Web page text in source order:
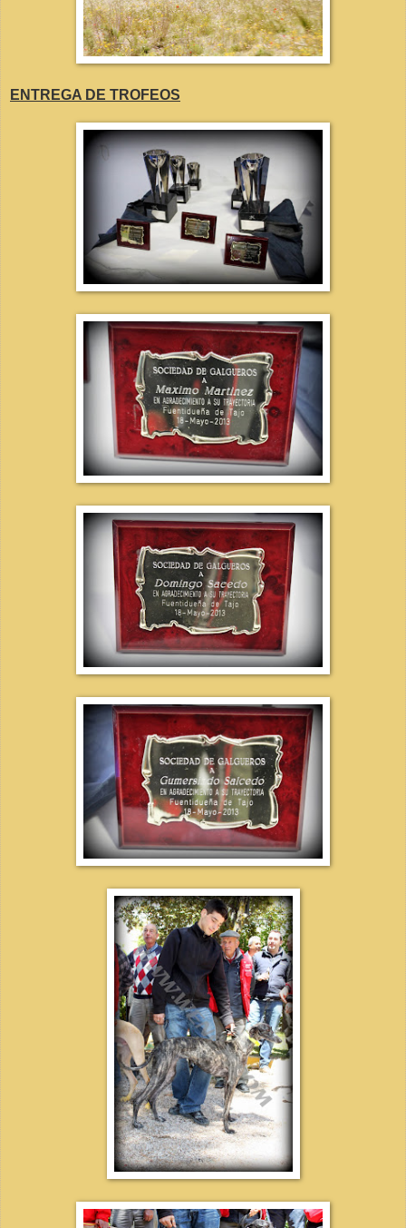
ENTREGA DE TROFEOS